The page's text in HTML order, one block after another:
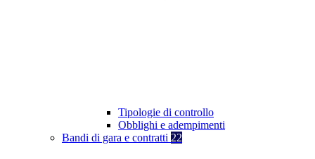
Tipologie di controllo
Obblighi e adempimenti
Bandi di gara e contratti 22